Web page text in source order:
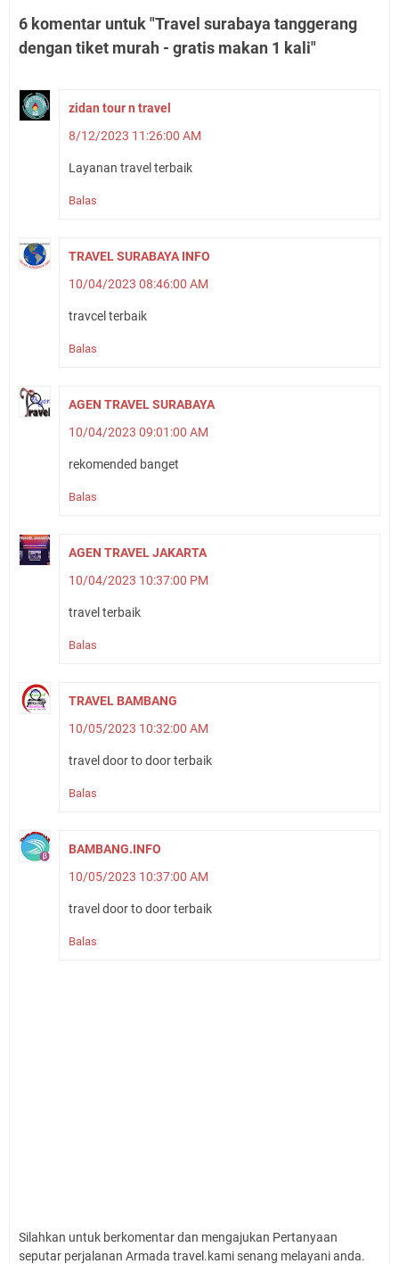
6 komentar untuk "Travel surabaya tanggerang
dengan tiket murah - gratis makan 1 kali"
zidan tour n travel
8/12/2023 11:26:00 AM
Layanan travel terbaik
Balas
TRAVEL SURABAYA INFO
10/04/2023 08:46:00 AM
travcel terbaik
Balas
AGEN TRAVEL SURABAYA
10/04/2023 09:01:00 AM
rekomended banget
Balas
AGEN TRAVEL JAKARTA
10/04/2023 10:37:00 PM
travel terbaik
Balas
TRAVEL BAMBANG
10/05/2023 10:32:00 AM
travel door to door terbaik
Balas
BAMBANG.INFO
10/05/2023 10:37:00 AM
travel door to door terbaik
Balas
Silahkan untuk berkomentar dan mengajukan Pertanyaan
seputar perjalanan Armada travel.kami senang melayani anda.